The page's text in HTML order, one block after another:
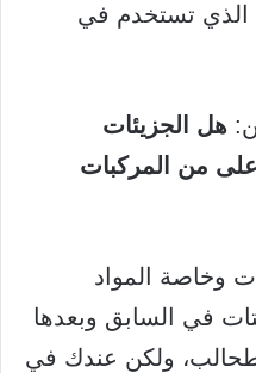
الذي تستخدم في
هل الجزيئات
من المركبات
وخاصة المواد
في السابق وبعدها
ولكن عندك في